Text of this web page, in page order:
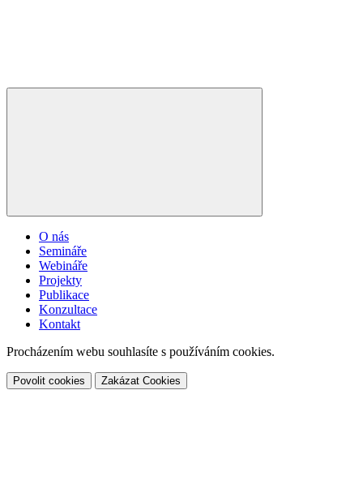
O nás
Semináře
Webináře
Projekty
Publikace
Konzultace
Kontakt
Procházením webu souhlasíte s používáním cookies.
Povolit cookies Zakázat Cookies